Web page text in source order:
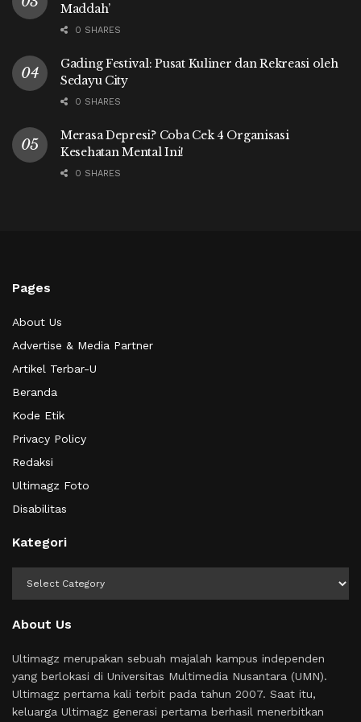
Maddah’
0 SHARES
Gading Festival: Pusat Kuliner dan Rekreasi oleh
Sedayu City
0 SHARES
Merasa Depresi? Coba Cek 4 Organisasi
Kesehatan Mental Ini!
0 SHARES
Pages
About Us
Advertise & Media Partner
Artikel Terbar-U
Beranda
Kode Etik
Privacy Policy
Redaksi
Ultimagz Foto
Disabilitas
Kategori
About Us
Ultimagz merupakan sebuah majalah kampus independen
yang berlokasi di Universitas Multimedia Nusantara (UMN).
Ultimagz pertama kali terbit pada tahun 2007. Saat itu,
keluarga Ultimagz generasi pertama berhasil menerbitkan